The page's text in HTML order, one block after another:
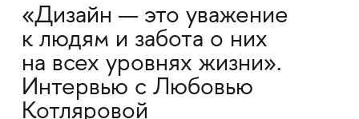
«Дизайн — это уважение
к людям и забота о них
на всех уровнях жизни».
Интервью с Любовью
Котляровой